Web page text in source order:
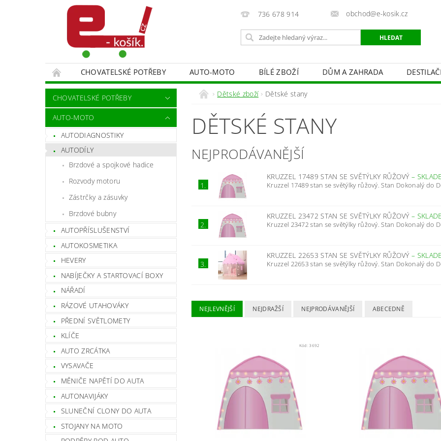
736 678 914 obchod@e-kosik.cz
CHOVATELSKÉ POTŘEBY AUTO-MOTO BÍLÉ ZBOŽÍ DŮM A ZAHRADA
MALÍŘSKÉ NÁŘADÍ DOPLŇKY
MONITOROVACÍ TECHNIKA A ALARMY
SPORT A TURISTIKA
DĚTSKÉ ZBOŽÍ
CHOVATELSKÉ POTŘEBY
AUTO-MOTO
AUTODIAGNOSTIKY
AUTODÍLY
Brzdové a spojkové hadice
Rozvody motoru
Zástrčky a zásuvky
Brzdové bubny
AUTOPŘÍSLUŠENSTVÍ
AUTOKOSMETIKA
HEVERY
NABÍJEČKY A STARTOVACÍ BOXY
NÁŘADÍ
RÁZOVÉ UTAHOVÁKY
PŘEDNÍ SVĚTLOMETY
KLÍČE
AUTO ZRCÁTKA
VYSAVAČE
MĚNIČE NAPĚTÍ DO AUTA
AUTONAVIJÁKY
SLUNEČNÍ CLONY DO AUTA
STOJANY NA MOTO
Dětské zboží Dětské stany
DĚTSKÉ STANY
NEJPRODÁVANĚJŠÍ
1.
KRUZZEL 17489 STAN SE SVĚTÝLKY RŮŽOVÝ–
Kruzzel 17489 stan se světýlky růžový. Stan Dokonalý do
2.
KRUZZEL 23472 STAN SE SVĚTÝLKY RŮŽOVÝ–
Kruzzel 23472 stan se světýlky růžový. Stan Dokonalý do
3.
KRUZZEL 22653 STAN SE SVĚTÝLKY RŮŽOVÝ–
Kruzzel 22653 stan se světýlky růžový. Stan Dokonalý do
NEJLEVNĚJŠÍ NEJDRAŽŠÍ NEJPRODÁVANĚJŠÍ ABECEDNĚ
Kód:3692